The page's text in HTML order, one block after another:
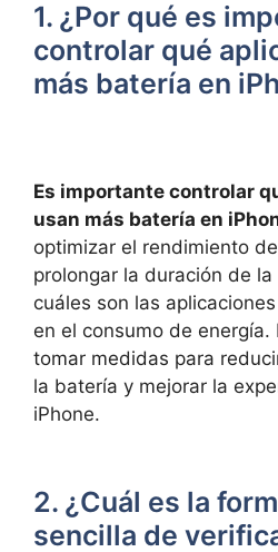
1. ¿Por qué es
controlar qué
más batería en
Es importante controlar
⁤usan más batería en
optimizar el rendimiento
prolongar la duración de
cuáles‍ son las
en el consumo de energía.
tomar medidas para
la batería y mejorar la
‌iPhone.
2. ¿Cuál ‍es la
sencilla de